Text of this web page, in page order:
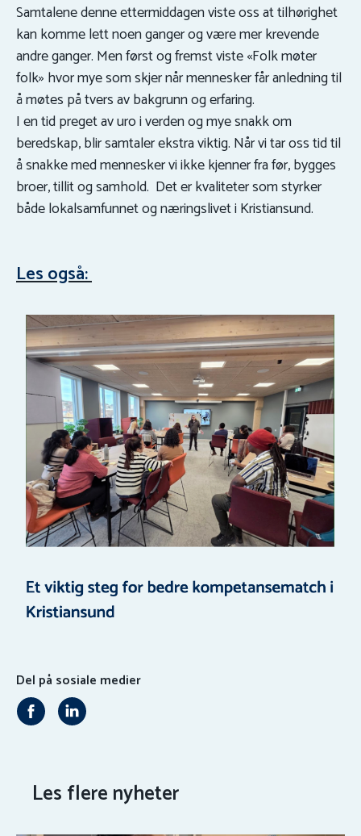
Samtalene denne ettermiddagen viste oss at tilhørighet
kan komme lett noen ganger og være mer krevende
andre ganger. Men først og fremst viste «Folk møter
folk» hvor mye som skjer når mennesker får anledning til
å møtes på tvers av bakgrunn og erfaring.
I en tid preget av uro i verden og mye snakk om
beredskap, blir samtaler ekstra viktig. Når vi tar oss tid til
å snakke med mennesker vi ikke kjenner fra før, bygges
broer, tillit og samhold. Det er kvaliteter som styrker
både lokalsamfunnet og næringslivet i Kristiansund.
Les også:
Del på sosiale medier
Les flere nyheter